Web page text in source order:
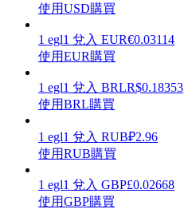
增值寶
使您的資產穩定增值
使用USD購買
1 egl1 兌入 EUR€0.03114
使用EUR購買
1 egl1 兌入 BRLR$0.18353
使用BRL購買
1 egl1 兌入 RUB₽2.96
使用RUB購買
1 egl1 兌入 GBP£0.02668
使用GBP購買